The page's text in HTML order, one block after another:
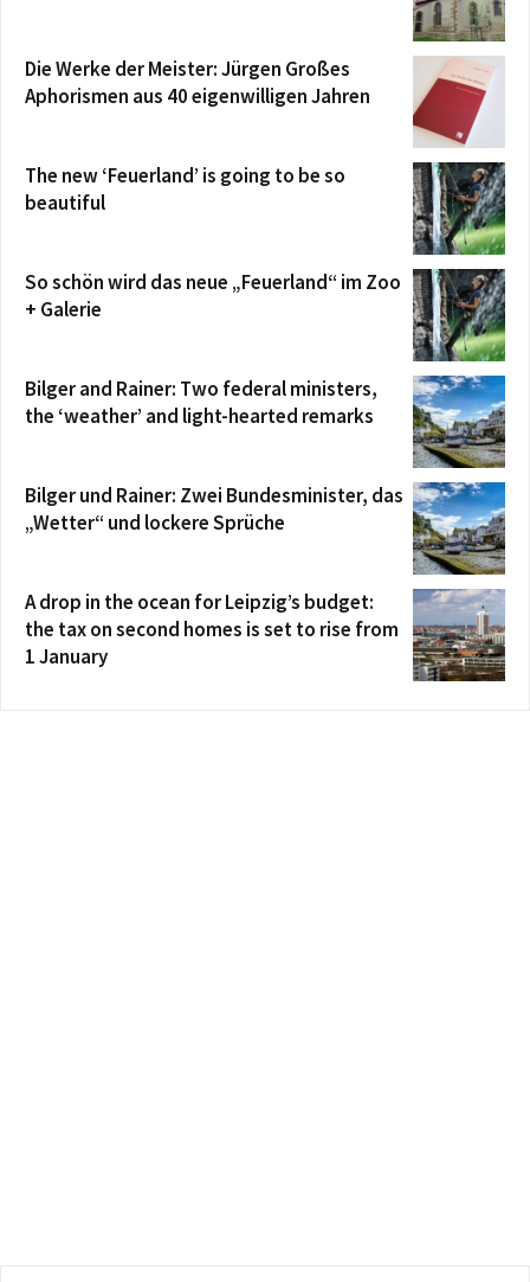
Die Werke der Meister: Jürgen Großes
Aphorismen aus 40 eigenwilligen Jahren
The new ‘Feuerland’ is going to be so
beautiful
So schön wird das neue „Feuerland“ im Zoo
+ Galerie
Bilger and Rainer: Two federal ministers,
the ‘weather’ and light-hearted remarks
Bilger und Rainer: Zwei Bundesminister, das
„Wetter“ und lockere Sprüche
A drop in the ocean for Leipzig’s budget:
the tax on second homes is set to rise from
1 January